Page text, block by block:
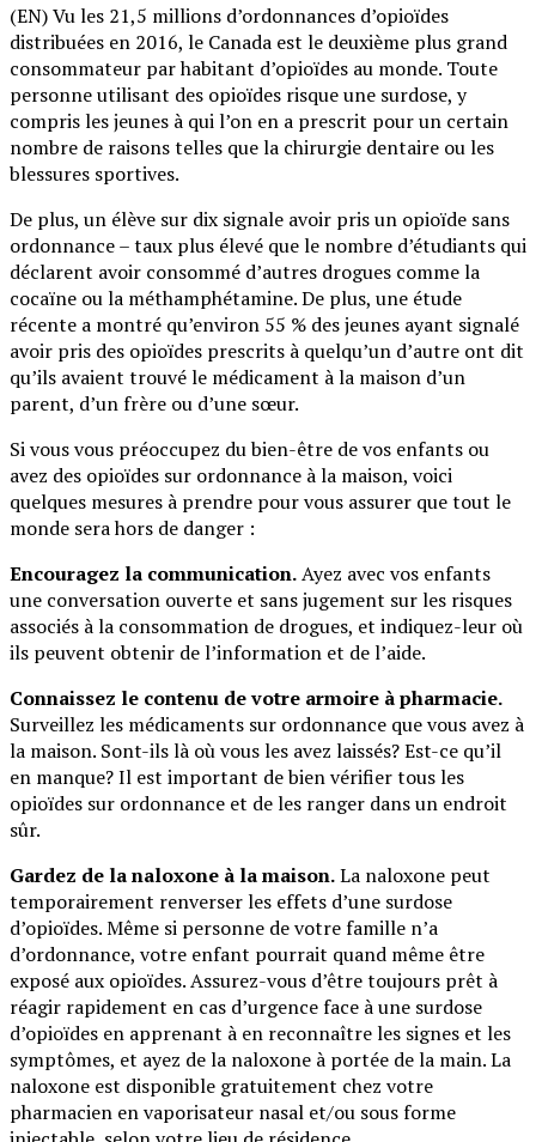
(EN) Vu les 21,5 millions d’ordonnances d’opioïdes
distribuées en 2016, le Canada est le deuxième plus grand
consommateur par habitant d’opioïdes au monde. Toute
personne utilisant des opioïdes risque une surdose, y
compris les jeunes à qui l’on en a prescrit pour un certain
nombre de raisons telles que la chirurgie dentaire ou les
blessures sportives.
De plus, un élève sur dix signale avoir pris un opioïde sans
ordonnance – taux plus élevé que le nombre d’étudiants qui
déclarent avoir consommé d’autres drogues comme la
cocaïne ou la méthamphétamine. De plus, une étude
récente a montré qu’environ 55 % des jeunes ayant signalé
avoir pris des opioïdes prescrits à quelqu’un d’autre ont dit
qu’ils avaient trouvé le médicament à la maison d’un
parent, d’un frère ou d’une sœur.
Si vous vous préoccupez du bien-être de vos enfants ou
avez des opioïdes sur ordonnance à la maison, voici
quelques mesures à prendre pour vous assurer que tout le
monde sera hors de danger :
Encouragez la communication.Ayez avec vos enfants
une conversation ouverte et sans jugement sur les risques
associés à la consommation de drogues, et indiquez-leur où
ils peuvent obtenir de l’information et de l’aide.
Connaissez le contenu de votre armoire à pharmacie.
Surveillez les médicaments sur ordonnance que vous avez à
la maison. Sont-ils là où vous les avez laissés? Est-ce qu’il
en manque? Il est important de bien vérifier tous les
opioïdes sur ordonnance et de les ranger dans un endroit
sûr.
Gardez de la naloxone à la maison.La naloxone peut
temporairement renverser les effets d’une surdose
d’opioïdes. Même si personne de votre famille n’a
d’ordonnance, votre enfant pourrait quand même être
exposé aux opioïdes. Assurez-vous d’être toujours prêt à
réagir rapidement en cas d’urgence face à une surdose
d’opioïdes en apprenant à en reconnaître les signes et les
symptômes, et ayez de la naloxone à portée de la main. La
naloxone est disponible gratuitement chez votre
pharmacien en vaporisateur nasal et/ou sous forme